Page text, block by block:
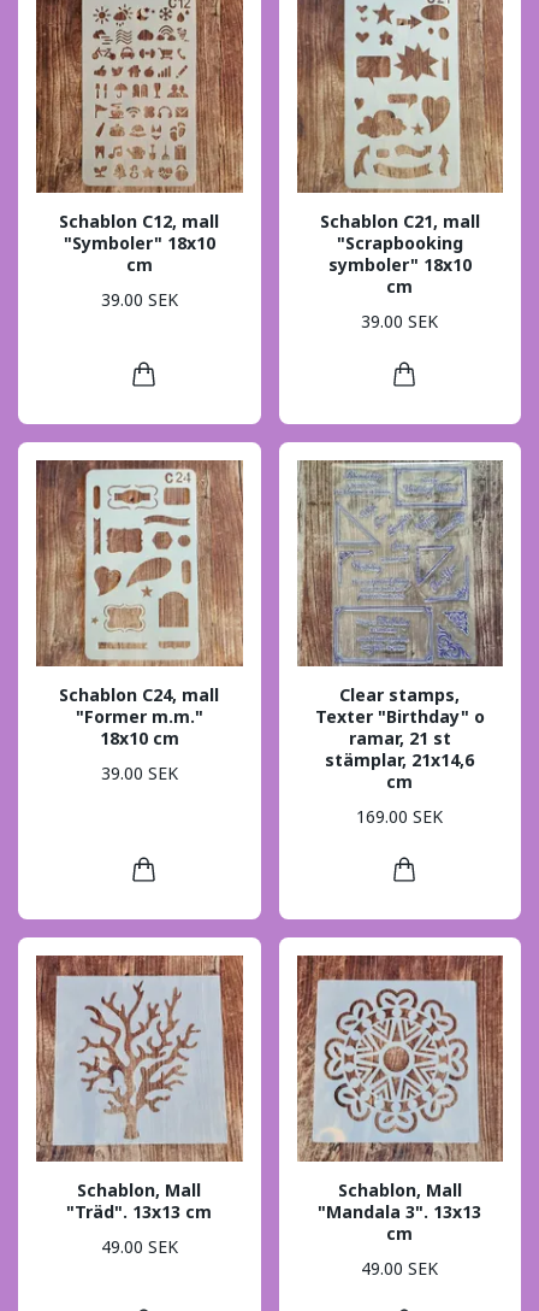
Schablon C12, mall
"Symboler" 18x10
cm
39.00 SEK
Schablon C21, mall
"Scrapbooking
symboler" 18x10
cm
39.00 SEK
Schablon C24, mall
"Former m.m."
18x10 cm
39.00 SEK
Clear stamps,
Texter "Birthday" o
ramar, 21 st
stämplar, 21x14,6
cm
169.00 SEK
Schablon, Mall
"Träd". 13x13 cm
49.00 SEK
Schablon, Mall
"Mandala 3". 13x13
cm
49.00 SEK